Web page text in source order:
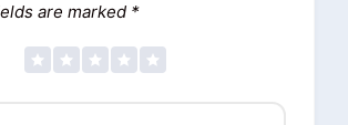
are marked *